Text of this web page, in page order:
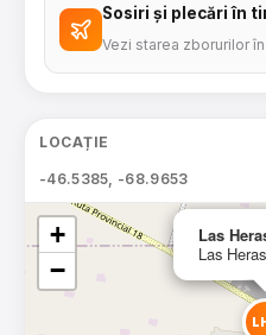
Sosiri și plecări în
Vezi starea zborurilor
LOCAȚIE
-46.5385, -68.9653
Las
Las Heras
+
−